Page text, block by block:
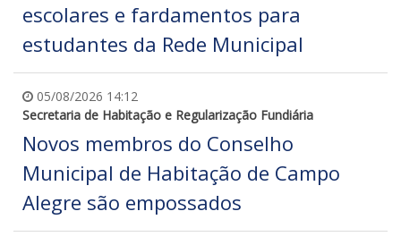
escolares e fardamentos para
estudantes da Rede Municipal
05/08/2026 14:12
Secretaria de Habitação e Regularização Fundiária
Novos membros do Conselho
Municipal de Habitação de Campo
Alegre são empossados